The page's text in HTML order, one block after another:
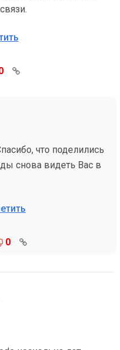
что поделились
снова видеть Вас в
0